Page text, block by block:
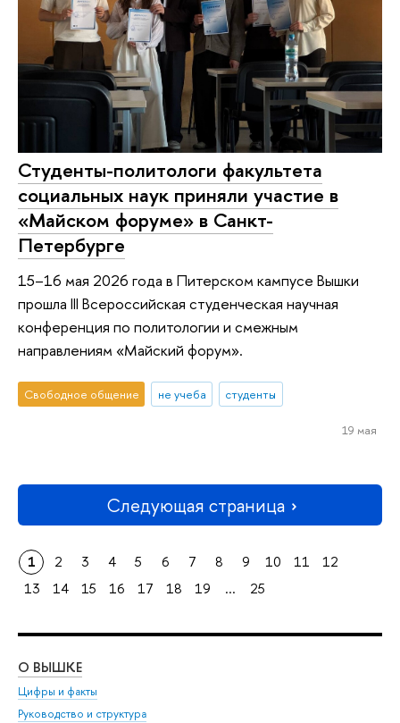
Студенты-политологи факультета
социальных наук приняли участие в
«Майском форуме» в Санкт-
Петербурге
15–16 мая 2026 года в Питерском кампусе Вышки
прошла III Всероссийская студенческая научная
конференция по политологии и смежным
направлениям «Майский форум».
Свободное общение не учеба студенты
19 мая
Следующая страница
1 2 3 4 5 6 7 8 9 10 11
12
13
14 15 16 17 18 19 ... 25
О ВЫШКЕ
Цифры и факты
Руководство и структура